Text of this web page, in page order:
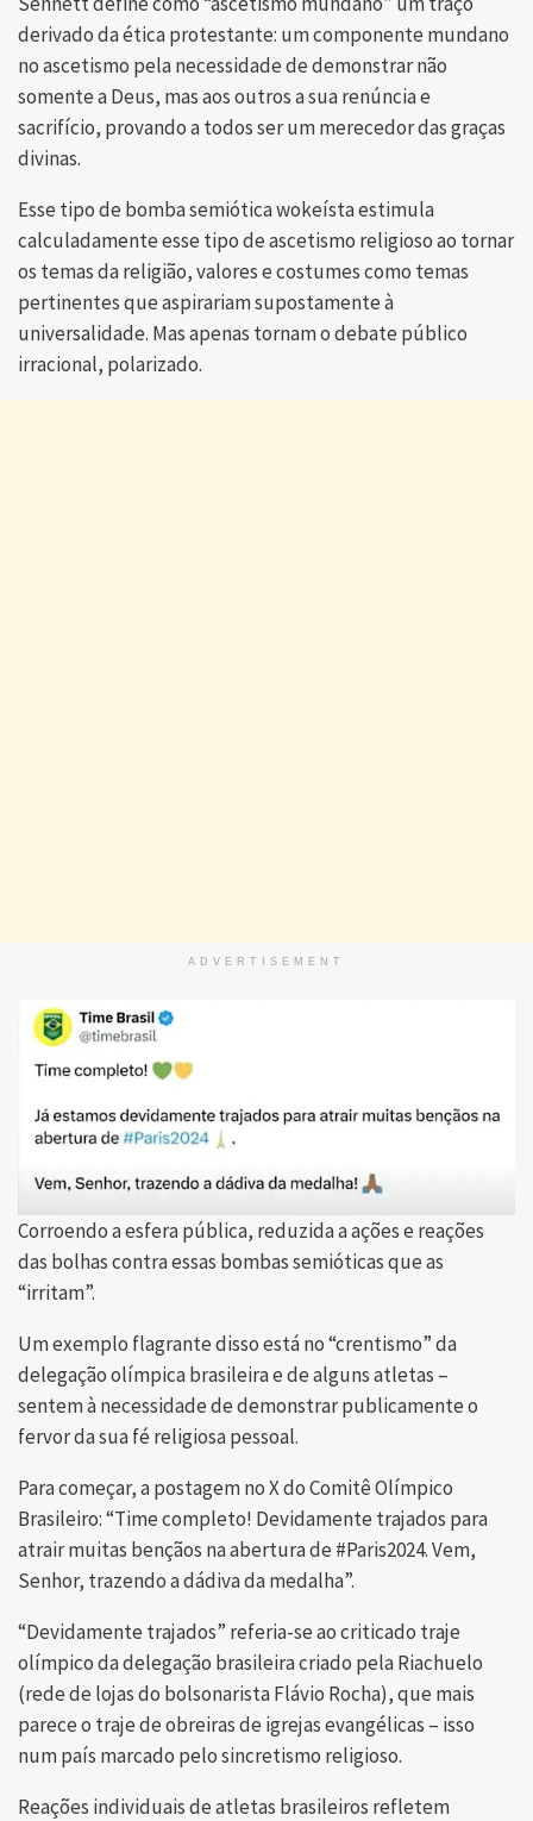
derivado da ética protestante: um componente mundano
no ascetismo pela necessidade de demonstrar não
somente a Deus, mas aos outros a sua renúncia e
sacrifício, provando a todos ser um merecedor das graças
divinas.
Esse tipo de bomba semiótica wokeísta estimula
calculadamente esse tipo de ascetismo religioso ao tornar
os temas da religião, valores e costumes como temas
pertinentes que aspirariam supostamente à
universalidade. Mas apenas tornam o debate público
irracional, polarizado.
ADVERTISEMENT
Corroendo a esfera pública, reduzida a ações e reações
das bolhas contra essas bombas semióticas que as
“irritam”.
Um exemplo flagrante disso está no “crentismo” da
delegação olímpica brasileira e de alguns atletas –
sentem à necessidade de demonstrar publicamente o
fervor da sua fé religiosa pessoal.
Para começar, a postagem no X do Comitê Olímpico
Brasileiro: “Time completo! Devidamente trajados para
atrair muitas bençãos na abertura de #Paris2024. Vem,
Senhor, trazendo a dádiva da medalha”.
“Devidamente trajados” referia-se ao criticado traje
olímpico da delegação brasileira criado pela Riachuelo
(rede de lojas do bolsonarista Flávio Rocha), que mais
parece o traje de obreiras de igrejas evangélicas – isso
num país marcado pelo sincretismo religioso.
Reações individuais de atletas brasileiros refletem